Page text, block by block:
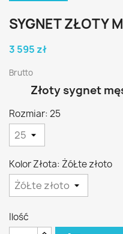
SYGNET ZŁOTY
3 595 zł
Brutto
Złoty sygnet
Rozmiar: 25
Kolor Złota: ŻóŁte złoto
Ilość